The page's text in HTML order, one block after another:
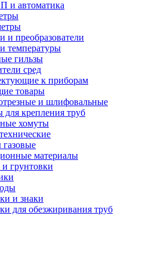
и автоматика
и преобразователи
температуры
гильзы
сред
к приборам
товары
и шлифовальные
для крепления труб
хомуты
материалы
грунтовки
и знаки
для обезжиривания труб